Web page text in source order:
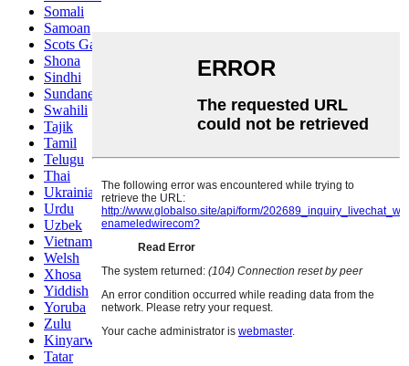
Somali
Samoan
Scots Gaelic
Shona
Sindhi
Sundanese
Swahili
Tajik
Tamil
Telugu
Thai
Ukrainian
Urdu
Uzbek
Vietnamese
Welsh
Xhosa
Yiddish
Yoruba
Zulu
Kinyarwanda
Tatar